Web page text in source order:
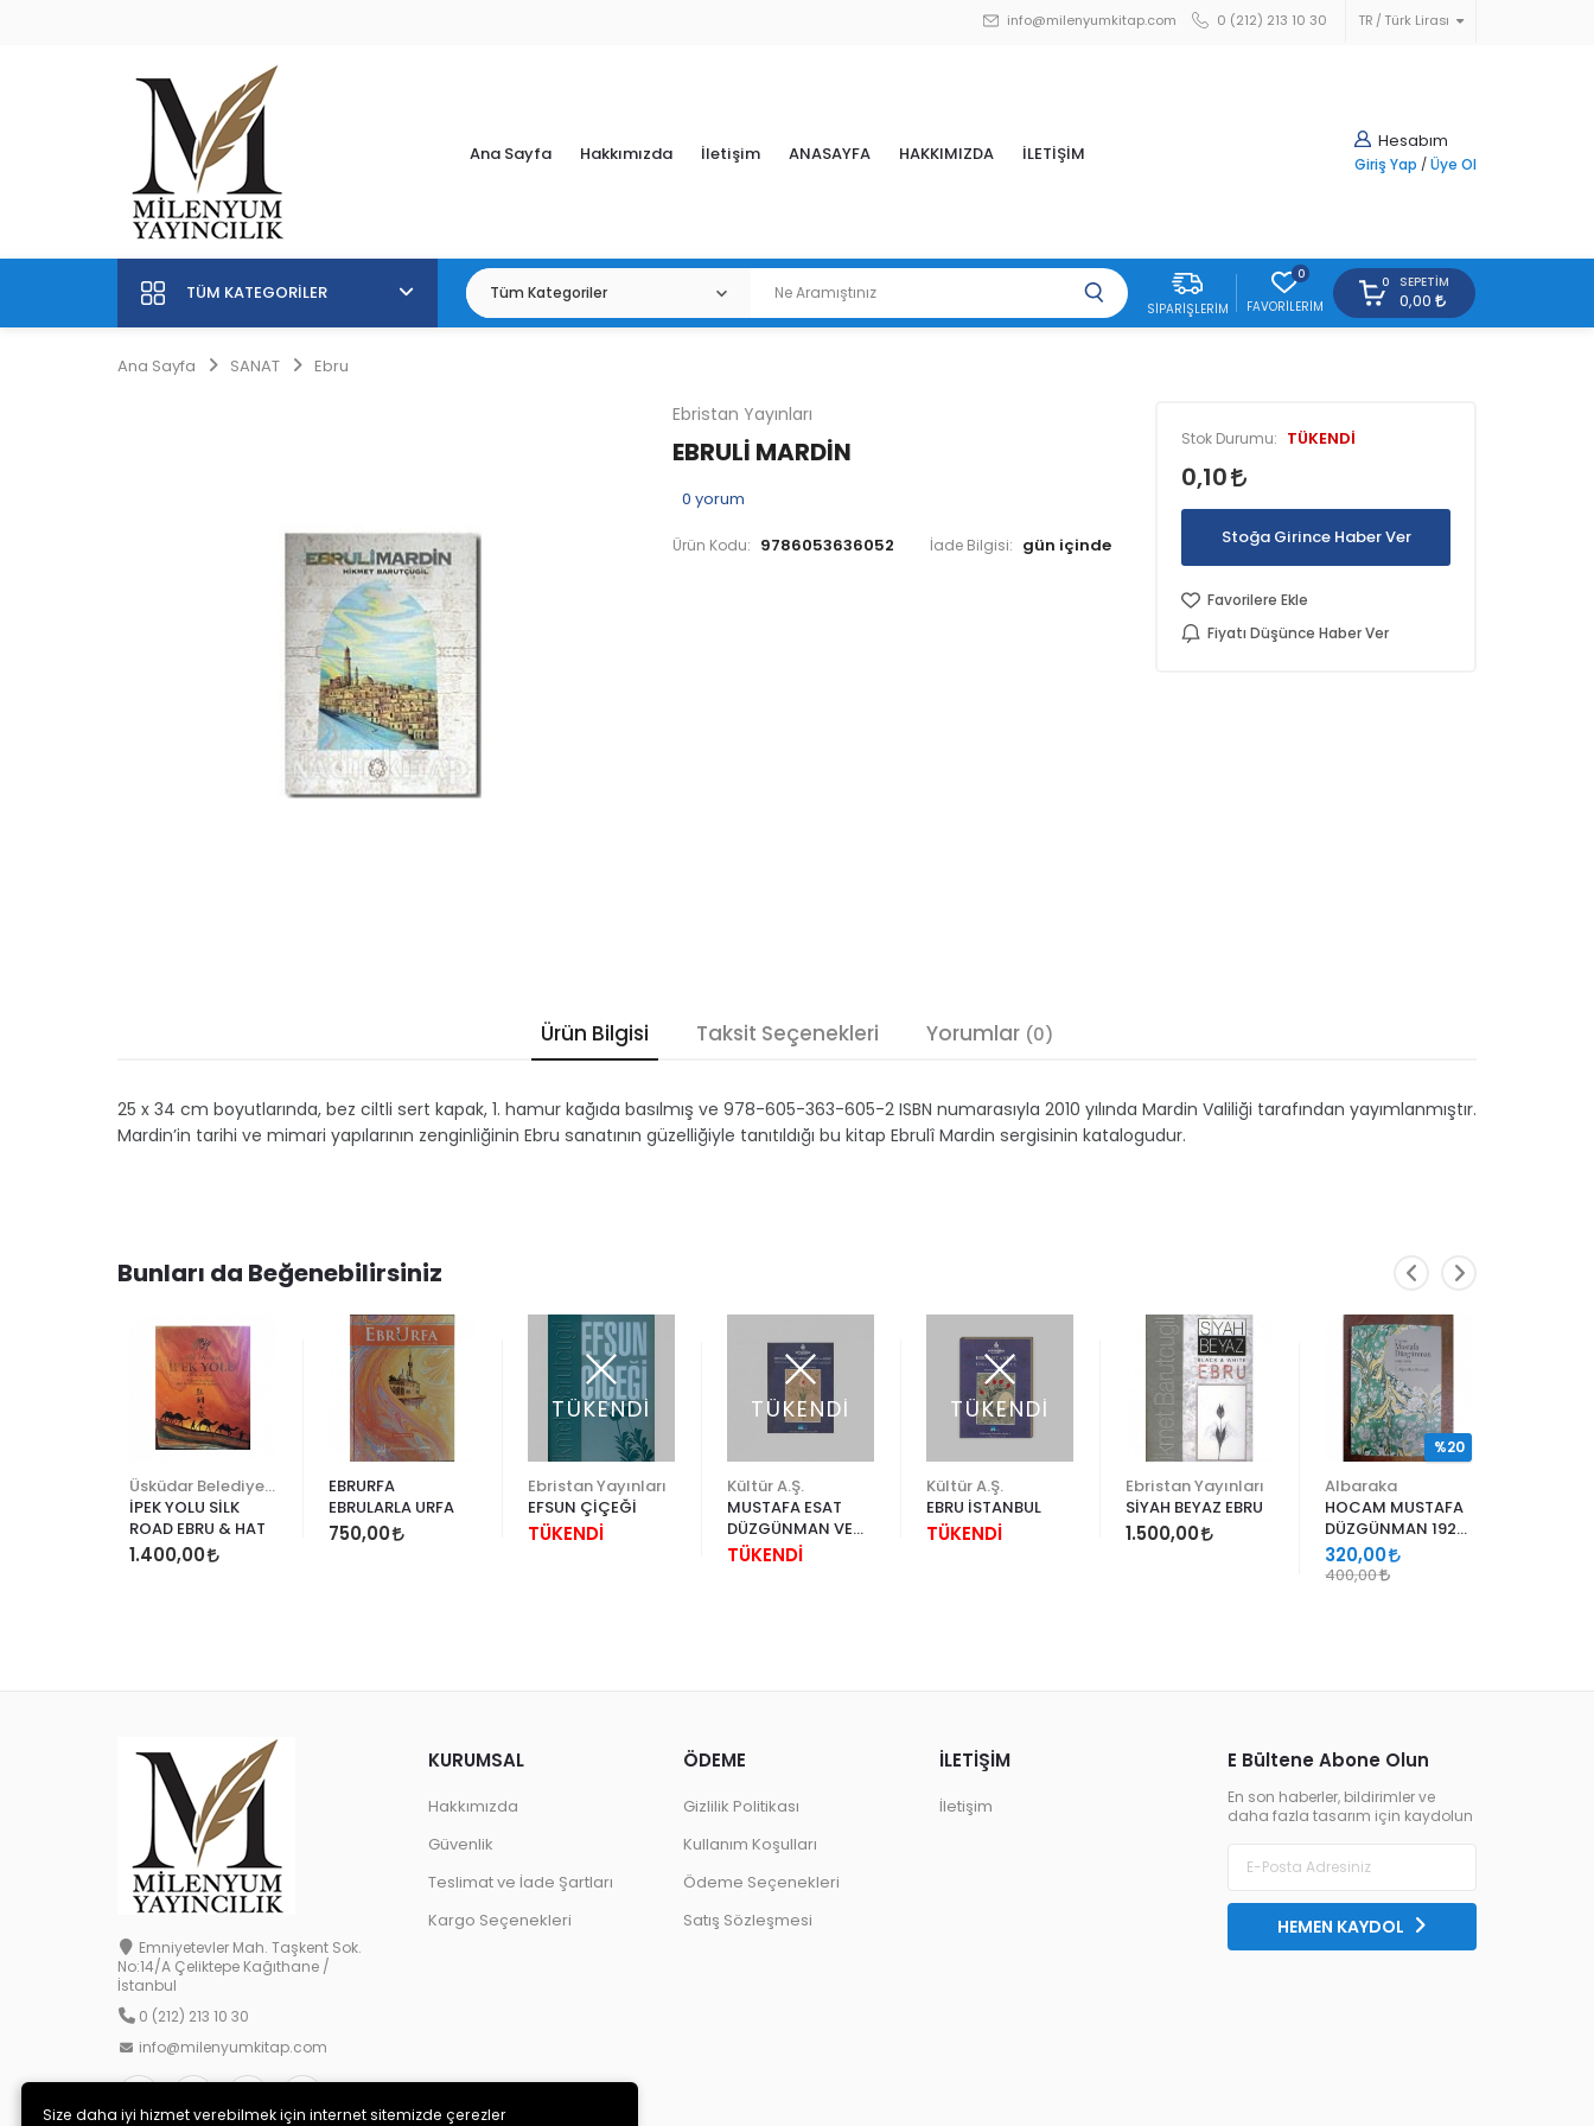
TR Türk Lirası
info@milenyumkitap.com 0 (212) 213 10 30
Hesabım
Giriş Yap / Üye Ol
Ana Sayfa Hakkımızda İletişim ANASAYFA HAKKIMIZDA İLETİŞİM
TÜM KATEGORILER
SIPARIŞLERIM
0
FAVORILERIM
0 SEPETIM
0,00
Ana Sayfa SANAT Ebru
Ebristan Yayınları
EBRULİ MARDİN
0 yorum
Ürün Kodu: 9786053636052 İade Bilgisi:
Stok Durumu: TÜKENDİ
0,10
Stoğa Girince Haber Ver
Favorilere Ekle
Fiyatı Düşünce Haber Ver
Ürün Bilgisi Taksit Seçenekleri Yorumlar (0)
25 x 34 cm boyutlarında, bez ciltli sert kapak, 1. hamur kağıda basılmış ve 978-605-363-605-2 ISBN numarasıyla 2010 yılında Mardin Valiliği tarafından yayımlanmıştır.
Mardin’in tarihi ve mimari yapılarının zenginliğinin Ebru sanatının güzelliğiyle tanıtıldığı bu kitap Ebrulî Mardin sergisinin katalogudur.
Bunları da Beğenebilirsiniz
İPEK YOLU SİLK
ROAD EBRU & HAT
1.400,00
EBRURFA
EBRULARLA URFA
750,00
TÜKENDİ
Ebristan Yayınları
EFSUN ÇİÇEĞİ
TÜKENDİ
TÜKENDİ
Kültür A.Ş.
MUSTAFA ESAT
DÜZGÜNMAN VE
EBRÛ
TÜKENDİ
TÜKENDİ
Kültür A.Ş.
EBRU İSTANBUL
TÜKENDİ
Ebristan Yayınları
SİYAH BEYAZ EBRU
1.500,00
Albaraka
HOCAM MUSTAFA
DÜZGÜNMAN 1920
- 1990
320,00
400,00
%20
Emniyetevler Mah. Taşkent Sok.
No:14/A Çeliktepe Kağıthane /
İstanbul
0 (212) 213 10 30
info@milenyumkitap.com
E Bültene Abone Olun
En son haberler, bildirimler ve
daha fazla tasarım için kaydolun
HEMEN KAYDOL
KURUMSAL
Hakkımızda
Güvenlik
Teslimat ve İade Şartları
Kargo Seçenekleri
ÖDEME
Gizlilik Politikası
Kullanım Koşulları
Ödeme Seçenekleri
Satış Sözleşmesi
İLETİŞİM
İletişim
Size daha iyi hizmet verebilmek için internet sitemizde çerezler